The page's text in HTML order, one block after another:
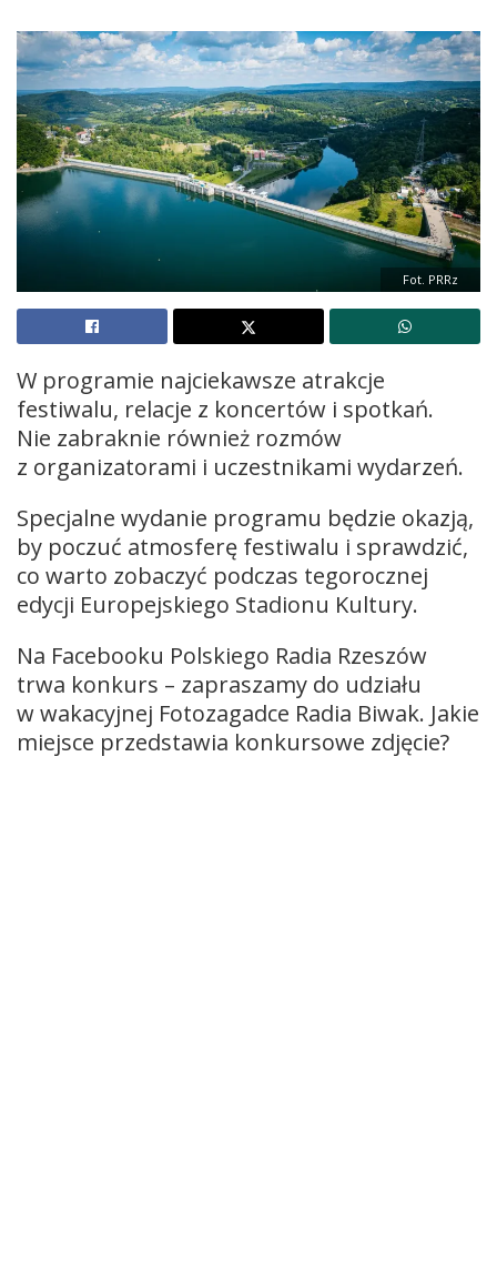
Fot. PRRz
W programie najciekawsze atrakcje
festiwalu, relacje z koncertów i spotkań.
Nie zabraknie również rozmów
z organizatorami i uczestnikami wydarzeń.
Specjalne wydanie programu będzie okazją,
by poczuć atmosferę festiwalu i sprawdzić,
co warto zobaczyć podczas tegorocznej
edycji Europejskiego Stadionu Kultury.
Na Facebooku Polskiego Radia Rzeszów
trwa konkurs – zapraszamy do udziału
w wakacyjnej Fotozagadce Radia Biwak. Jakie
miejsce przedstawia konkursowe zdjęcie?